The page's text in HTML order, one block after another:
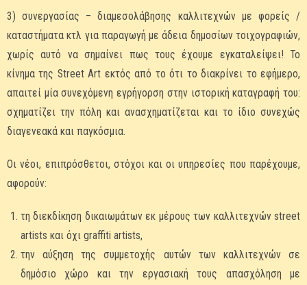
3) συνεργασίας – διαμεσολάβησης καλλιτεχνών με φορείς /
καταστήματα κτλ για παραγωγή με άδεια δημοσίων τοιχογραφιών,
χωρίς αυτό να σημαίνει πως τους έχουμε εγκαταλείψει! Το
κίνημα της Street Art εκτός από το ότι το διακρίνει το εφήμερο,
απαιτεί μία συνεχόμενη εγρήγορση στην ιστορική καταγραφή του:
σχηματίζει την πόλη και ανασχηματίζεται και το ίδιο συνεχώς
διαγενεακά και παγκόσμια.
Οι νέοι, επιπρόσθετοι, στόχοι και οι υπηρεσίες που παρέχουμε,
αφορούν:
τη διεκδίκηση δικαιωμάτων εκ μέρους των καλλιτεχνών street
artists και όχι graffiti artists,
την αύξηση της συμμετοχής αυτών των καλλιτεχνών σε
δημόσιο χώρο και την εργασιακή τους απασχόληση με